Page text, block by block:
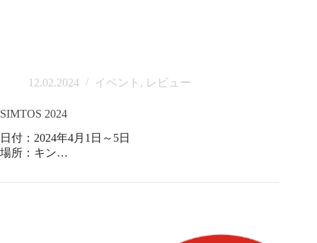
12.02.2024 イベント , レビュー
SIMTOS 2024
日付：2024年4月1日～5日
場所：キン…